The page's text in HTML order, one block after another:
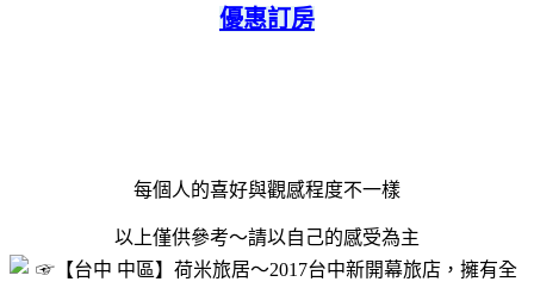
優惠訂房
每個人的喜好與觀感程度不一樣
以上僅供參考～請以自己的感受為主